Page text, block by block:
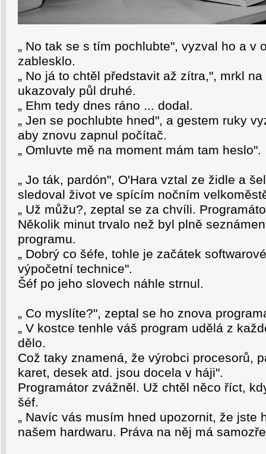
„ No tak se s tím pochlubte", vyzval ho a v
zablesklo.
„ No já to chtěl představit až zítra,", mrkl
ukazovaly půl druhé.
„ Ehm tedy dnes ráno ... dodal.
„ Jen se pochlubte hned", a gestem ruky
aby znovu zapnul počítač.
„ Omluvte mě na moment mám tam heslo".
„ Jo ták, pardón", O'Hara vztal ze židle a
sledoval život ve spícím nočním
„ Už můžu?, zeptal se za chvíli.
Několik minut trvalo než byl plně
programu.
„ Dobrý co šéfe, tohle je začátek
výpočetní technice".
Šéf po jeho slovech náhle strnul.
„ Co myslíte?", zeptal se ho znova
„ V kostce tenhle váš program udělá z
dělo.
Což taky znamená, že výrobci procesorů,
karet, desek atd. jsou docela v háji".
Programátor zvážněl. Už chtěl něco říct,
šéf.
„ Navíc vás musím hned upozornit, že jste
našem hardwaru. Práva na něj má